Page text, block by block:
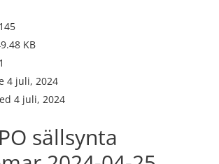
145
KB
1
4 juli, 2024
4 juli, 2024
sällsynta